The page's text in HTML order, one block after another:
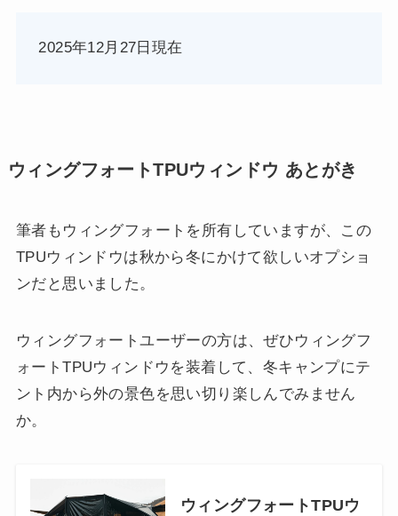
2025年12月27日現在
ウィングフォートTPUウィンドウ あとがき
筆者もウィングフォートを所有していますが、この
TPUウィンドウは秋から冬にかけて欲しいオプショ
ンだと思いました。
ウィングフォートユーザーの方は、ぜひウィングフ
ォートTPUウィンドウを装着して、冬キャンプにテ
ント内から外の景色を思い切り楽しんでみません
か。
ウィングフォートTPUウ